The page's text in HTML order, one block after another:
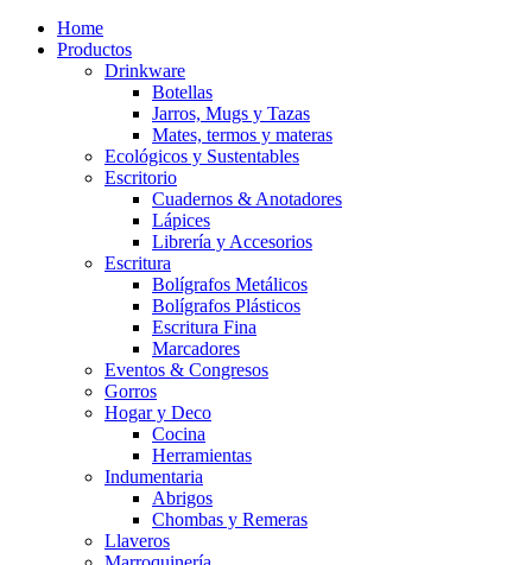
Home
Productos
Drinkware
Botellas
Jarros, Mugs y Tazas
Mates, termos y materas
Ecológicos y Sustentables
Escritorio
Cuadernos & Anotadores
Lápices
Librería y Accesorios
Escritura
Bolígrafos Metálicos
Bolígrafos Plásticos
Escritura Fina
Marcadores
Eventos & Congresos
Gorros
Hogar y Deco
Cocina
Herramientas
Indumentaria
Abrigos
Chombas y Remeras
Llaveros